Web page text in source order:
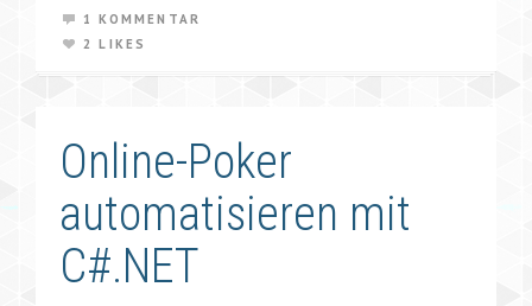
1 KOMMENTAR
2 LIKES
Online-Poker
automatisieren mit
C#.NET